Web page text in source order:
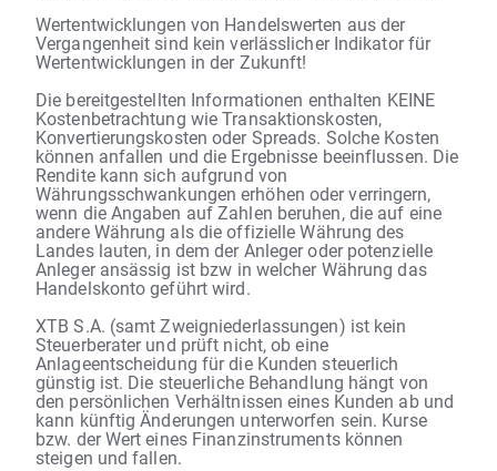
Wertentwicklungen von Handelswerten aus der
Vergangenheit sind kein verlässlicher Indikator für
Wertentwicklungen in der Zukunft!
Die bereitgestellten Informationen enthalten KEINE
Kostenbetrachtung wie Transaktionskosten,
Konvertierungskosten oder Spreads. Solche Kosten
können anfallen und die Ergebnisse beeinflussen. Die
Rendite kann sich aufgrund von
Währungsschwankungen erhöhen oder verringern,
wenn die Angaben auf Zahlen beruhen, die auf eine
andere Währung als die offizielle Währung des
Landes lauten, in dem der Anleger oder potenzielle
Anleger ansässig ist bzw in welcher Währung das
Handelskonto geführt wird.
XTB S.A. (samt Zweigniederlassungen) ist kein
Steuerberater und prüft nicht, ob eine
Anlageentscheidung für die Kunden steuerlich
günstig ist. Die steuerliche Behandlung hängt von
den persönlichen Verhältnissen eines Kunden ab und
kann künftig Änderungen unterworfen sein. Kurse
bzw. der Wert eines Finanzinstruments können
steigen und fallen.